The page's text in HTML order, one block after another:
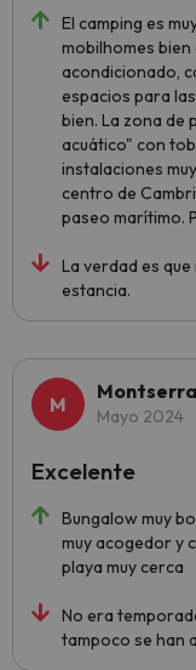
El camping es
mobilhomes
acondicionado,
espacios para
bien. La zona de
acuático" con
instalaciones
centro de
paseo marítimo.
La verdad es
estancia.
Mayo 2024
Bungalow muy
muy acogedor y
playa muy cerca
No era
tampoco se han
Excelente